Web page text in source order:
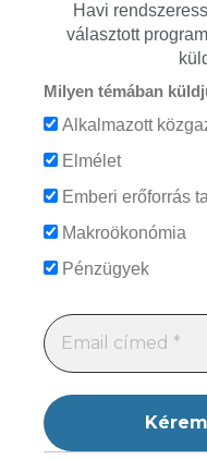
Havi
választott
Milyen témában
Alkalmazott
Elmélet
Emberi erőforrás
Makroökonómia
Pénzügyek